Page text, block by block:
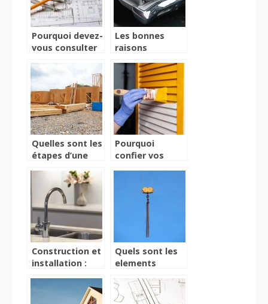
Pourquoi devez-
vous consulter
Les bonnes
raisons
plateau
tournant pour
véhicules chez
vous
Quelles sont les
étapes d’une
Pourquoi
confier vos
en peinture ?
Construction et
installation :
prevoir pour les
Quels sont les
elements
sur un chantier?